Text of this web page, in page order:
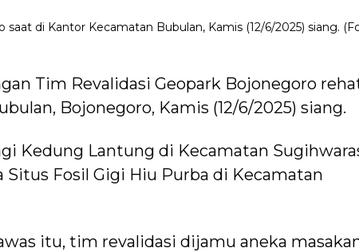
di Kantor Kecamatan Bubulan, Kamis (12/6/2025) siang.
Tim Revalidasi Geopark Bojonegoro
Bojonegoro, Kamis (12/6/2025) siang.
Kedung Lantung di Kecamatan
Fosil Gigi Hiu Purba di Kecamatan
itu, tim revalidasi dijamu aneka